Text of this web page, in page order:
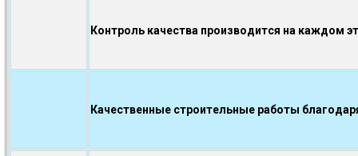
Контроль качества производится на каждом
Качественные строительные работы